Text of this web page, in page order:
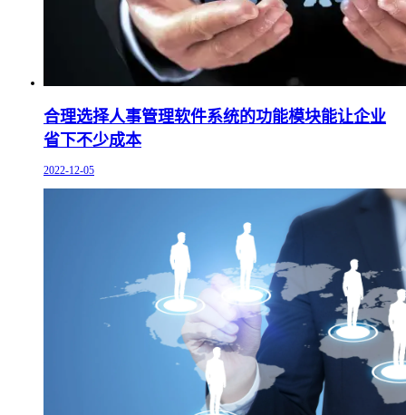
合理选择人事管理软件系统的功能模块能让企业
省下不少成本
2022-12-05